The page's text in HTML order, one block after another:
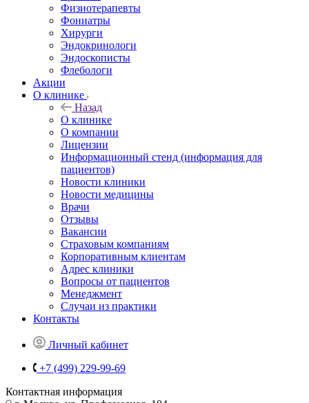
Физиотерапевты
Фониатры
Хирурги
Эндокринологи
Эндоскописты
Флебологи
Акции
О клинике
Назад
О клинике
О компании
Лицензии
Информационный стенд (информация для
пациентов)
Новости клиники
Новости медицины
Врачи
Отзывы
Вакансии
Страховым компаниям
Корпоративным клиентам
Адрес клиники
Вопросы от пациентов
Менеджмент
Случаи из практики
Контакты
Личный кабинет
+7 (499) 229-99-69
Контактная информация